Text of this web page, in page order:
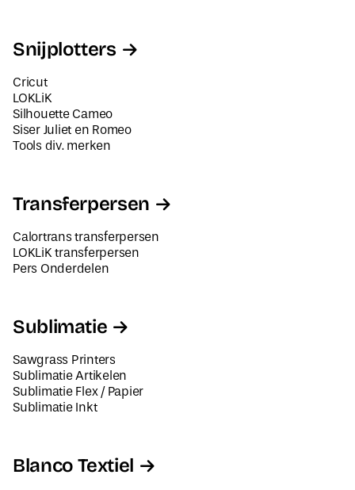
Snijplotters
Cricut
LOKLiK
Silhouette Cameo
Siser Juliet en Romeo
Tools div. merken
Transferpersen
Calortrans transferpersen
LOKLiK transferpersen
Pers Onderdelen
Sublimatie
Sawgrass Printers
Sublimatie Artikelen
Sublimatie Flex / Papier
Sublimatie Inkt
Blanco Textiel